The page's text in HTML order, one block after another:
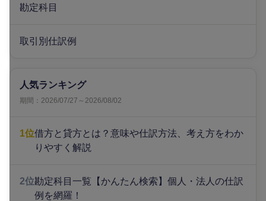
勘定科目
取引別仕訳例
人気ランキング
期間：2026/07/27～2026/08/02
1位借方と貸方とは？意味や仕訳方法、考え方をわか
りやすく解説
2位勘定科目一覧【かんたん検索】個人・法人の仕訳
例を網羅！